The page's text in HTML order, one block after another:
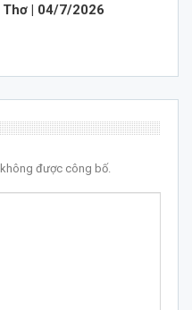
Thơ | 04/7/2026
được công bố.